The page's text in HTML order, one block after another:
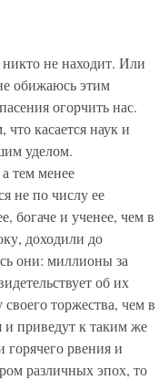
никто не находит. Или
обижаюсь этим
огорчить нас.
касается наук и
уделом.
тем менее
не по числу ее
богаче и ученее, чем в
доходили до
они: миллионы за
об их
торжества, чем в
и приведут к таким же
рвения и
различных эпох, то